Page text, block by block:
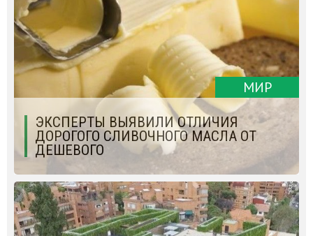
МИР
ЭКСПЕРТЫ ВЫЯВИЛИ ОТЛИЧИЯ
ДОРОГОГО СЛИВОЧНОГО МАСЛА ОТ
ДЕШЕВОГО